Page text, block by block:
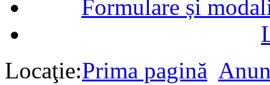
Formulare și
Locaţie:Prima pagină